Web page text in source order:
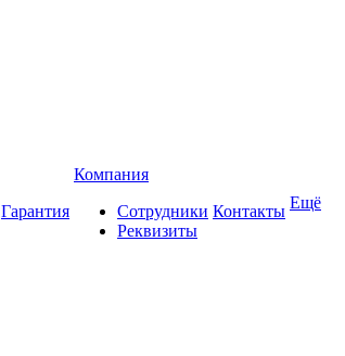
Гарантия
Компания
Сотрудники
Реквизиты
Контакты Ещё